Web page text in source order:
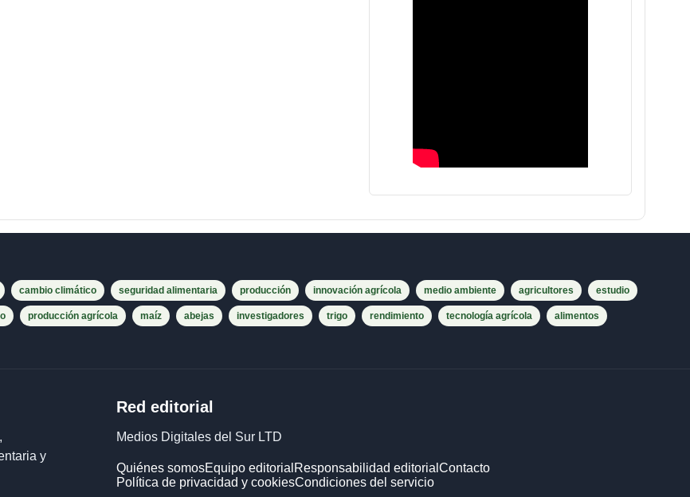
cambio climático seguridad alimentaria producción innovación agrícola medio ambiente agricultores estudio
producción agrícola maíz abejas investigadores trigo rendimiento tecnología agrícola alimentos
y
Red editorial
Medios Digitales del Sur LTD
Quiénes somosEquipo editorial Responsabilidad editorial Contacto
Política de privacidad y cookiesCondiciones del servicio